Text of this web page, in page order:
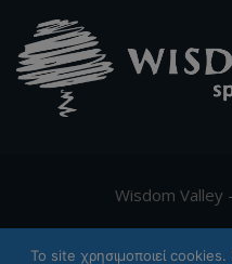
Wisdom Valley
To site χρησιμοποιεί cookies.